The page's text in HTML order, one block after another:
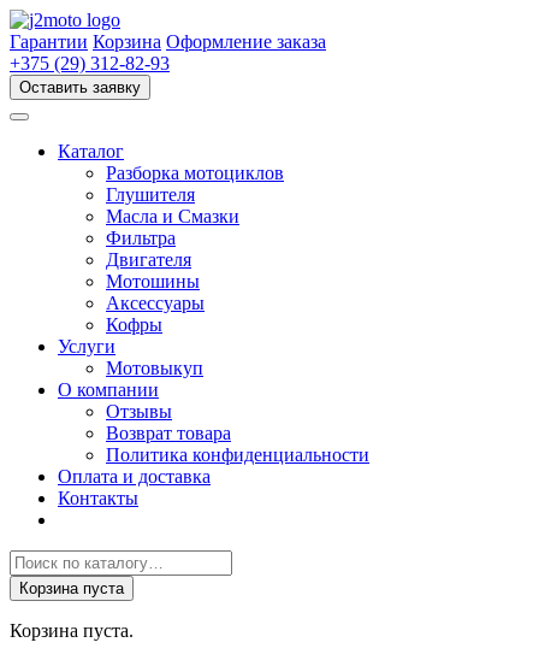
Перейти
к
содержимому
Гарантии Корзина Оформление заказа
+375 (29) 312-82-93
Оставить заявку
Каталог
Разборка мотоциклов
Глушителя
Масла и Смазки
Фильтра
Двигателя
Мотошины
Аксессуары
Кофры
Услуги
Мотовыкуп
О компании
Отзывы
Возврат товара
Политика конфиденциальности
Оплата и доставка
Контакты
Поиск
товаров
Корзина пуста
Корзина пуста.